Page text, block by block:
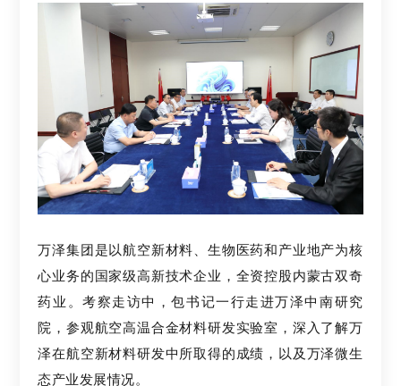
万泽集团是以航空新材料、生物医药和产业地产为核
心业务的国家级高新技术企业，全资控股内蒙古双奇
药业。考察走访中，包书记一行走进万泽中南研究
院，参观航空高温合金材料研发实验室，深入了解万
泽在航空新材料研发中所取得的成绩，以及万泽微生
态产业发展情况。